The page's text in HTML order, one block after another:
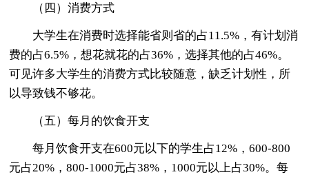
（四）消费方式
大学生在消费时选择能省则省的占11.5%，有计划消
费的占6.5%，想花就花的占36%，选择其他的占46%。
可见许多大学生的消费方式比较随意，缺乏计划性，所
以导致钱不够花。
（五）每月的饮食开支
每月饮食开支在600元以下的学生占12%，600-800
元占20%，800-1000元占38%，1000元以上占30%。每